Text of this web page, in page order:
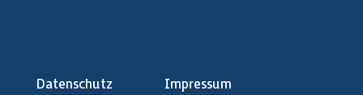
Datenschutz
Impressum